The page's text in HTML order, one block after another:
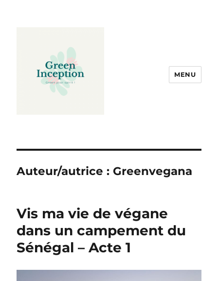
MENU
Auteur/autrice : Greenvegana
Vis ma vie de végane
dans un campement du
Sénégal – Acte 1